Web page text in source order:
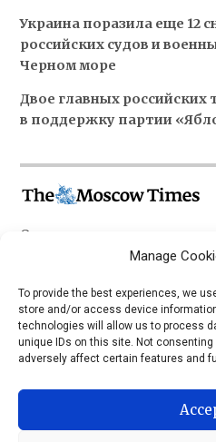
Manage
To provide the best experiences, we
store and/or access device
technologies will allow us to process
unique IDs on this site. Not
adversely affect certain features and
Украина поразила еще 12
российских судов и
Черном море
Двое главных
в поддержку партии
О нас
Политика
iOS
Android